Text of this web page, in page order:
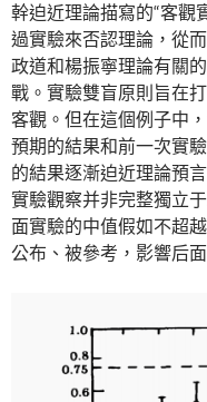
幹迫近理論描寫的“客觀
過實驗來否認理論，從
政道和楊振寧理論有關
戰。實驗雙盲原則旨在
客觀。但在這個例子中
預期的結果和前一次實
的結果逐漸迫近理論預
實驗觀察并非完整獨立
面實驗的中值假如不超
公布、被參考，影響后